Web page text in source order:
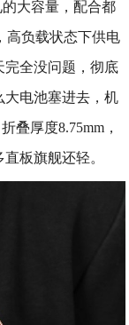
大容量，配合都
高负载状态下供电
完全没问题，彻底
大电池塞进去，机
叠厚度8.75mm，
板旗舰还轻。